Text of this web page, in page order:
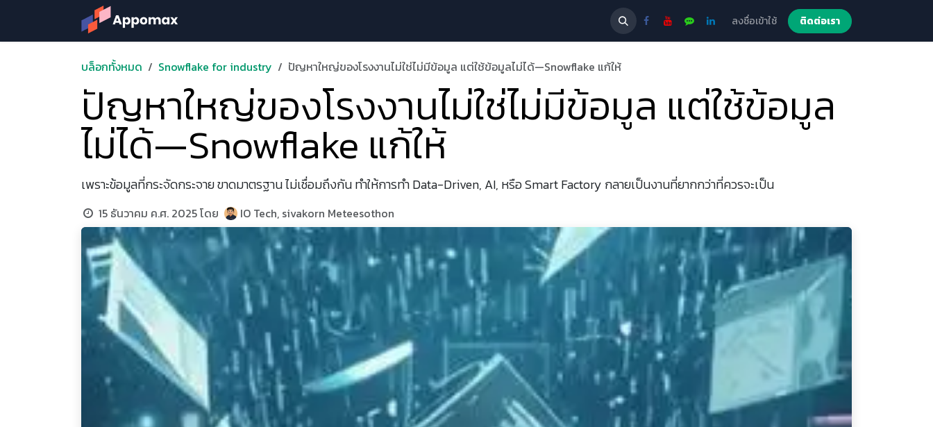
ลงชื่อเข้าใช้ ติดต่อเรา
บล็อกทั้งหมด Snowflake for industry ปัญหาใหญ่ของโรงงานไม่ใช่ไม่มีข้อมูล แต่ใช้ข้อมูลไม่ได้—Snowflake แก้ให้
ปัญหาใหญ่ของโรงงานไม่ใช่ไม่มีข้อมูล แต่ใช้ข้อมูล
ไม่ได้—Snowflake แก้ให้
เพราะข้อมูลที่กระจัดกระจาย ขาดมาตรฐาน ไม่เชื่อมถึงกัน ทำให้การทำ Data-Driven, AI, หรือ Smart Factory กลายเป็นงานที่ยากกว่าที่ควรจะเป็น
15 ธันวาคม ค.ศ. 2025โดย IO Tech, sivakorn Meteesothon